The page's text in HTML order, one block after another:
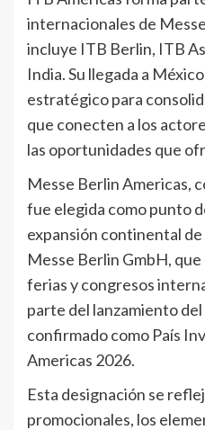
internacionales de
incluye ITB Berlin, ITB
India. Su llegada a
estratégico para
que conecten a los
las oportunidades que
Messe Berlin Americas,
fue elegida como punto
expansión continental
Messe Berlin GmbH,
ferias y congresos
parte del lanzamiento
confirmado como País
Americas 2026.
Esta designación se
promocionales, los